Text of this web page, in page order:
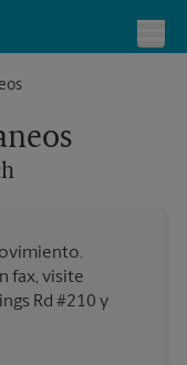
fax, visite
Rd #210 y